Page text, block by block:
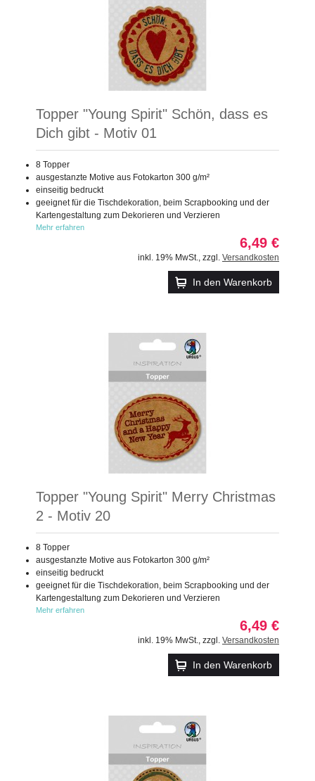
Topper "Young Spirit" Schön, dass es
Dich gibt - Motiv 01
8 Topper
ausgestanzte Motive aus Fotokarton 300 g/m²
einseitig bedruckt
geeignet für die Tischdekoration, beim Scrapbooking und der
Kartengestaltung zum Dekorieren und Verzieren
Mehr erfahren
6,49 €
inkl. 19% MwSt. zzgl. Versandkosten
In den Warenkorb
Topper "Young Spirit" Merry Christmas
2 - Motiv 20
8 Topper
ausgestanzte Motive aus Fotokarton 300 g/m²
einseitig bedruckt
geeignet für die Tischdekoration, beim Scrapbooking und der
Kartengestaltung zum Dekorieren und Verzieren
Mehr erfahren
6,49 €
inkl. 19% MwSt. zzgl. Versandkosten
In den Warenkorb